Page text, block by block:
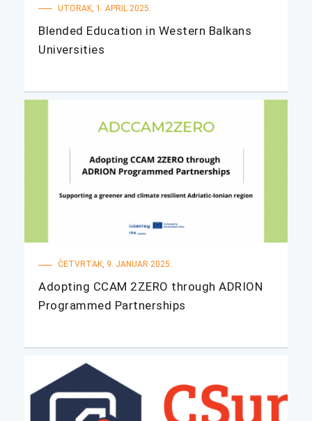
UTORAK, 1. APRIL 2025.
Blended Education in Western Balkans
Universities
ČETVRTAK, 9. JANUAR 2025.
Adopting CCAM 2ZERO through ADRION
Programmed Partnerships